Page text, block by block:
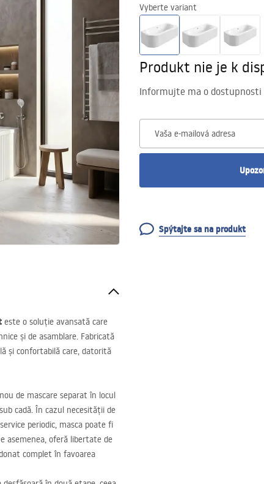
Vyberte variant
Produkt nie je k
Informujte ma o dostupnosti
Vaša e-mailová adresa
Spýtajte sa na produkt
este o soluție avansată care
și de asamblare. Fabricată
și confortabilă care, datorită
de mascare separat în locul
cadă. În cazul necesității de
periodic, masca poate fi
asemenea, oferă libertate de
complet în favoarea